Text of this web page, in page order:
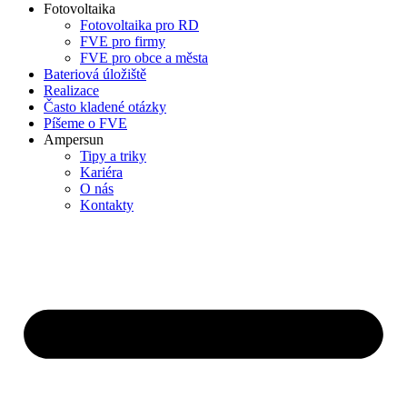
Fotovoltaika
Fotovoltaika pro RD
FVE pro firmy
FVE pro obce a města
Bateriová úložiště
Realizace
Často kladené otázky
Píšeme o FVE
Ampersun
Tipy a triky
Kariéra
O nás
Kontakty